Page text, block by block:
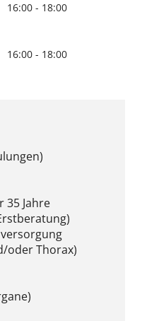
16:00 - 18:00
16:00 - 18:00
35 Jahre
oder Thorax)